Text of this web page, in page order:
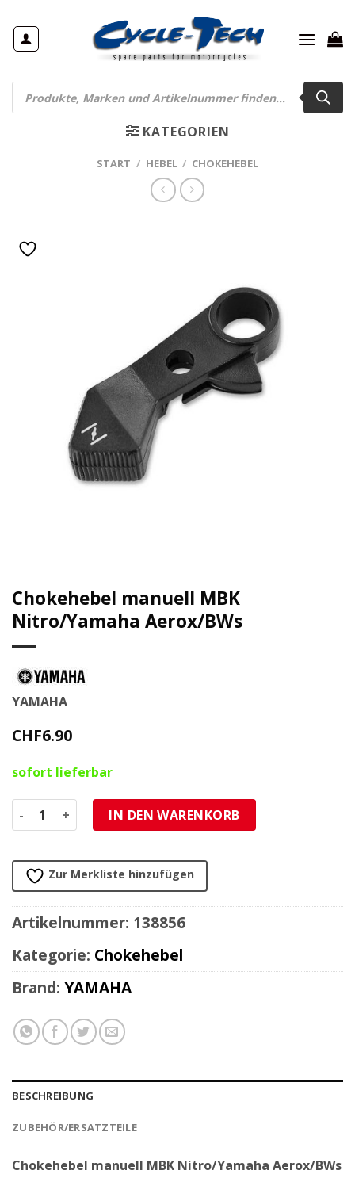
Inhalt
springen
Products
search
KATEGORIEN
START / HEBEL / CHOKEHEBEL
Chokehebel manuell MBK
Nitro/Yamaha Aerox/BWs
YAMAHA
CHF6.90
sofort lieferbar
Chokehebel manuell MBK Nitro/Yamaha Aerox/BWs Menge
IN DEN WARENKORB
Zur Merkliste hinzufügen
Artikelnummer: 138856
Kategorie: Chokehebel
Brand: YAMAHA
BESCHREIBUNG
ZUBEHÖR/ERSATZTEILE
Chokehebel manuell MBK Nitro/Yamaha Aerox/BWs